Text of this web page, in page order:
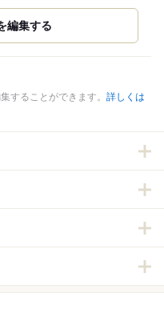
することができます。 詳しくは